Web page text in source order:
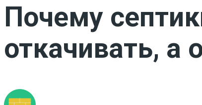
Почему
откачивать, а